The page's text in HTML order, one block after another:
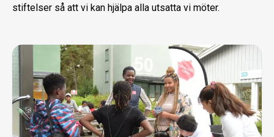
stiftelser så att vi kan hjälpa alla utsatta vi möter.